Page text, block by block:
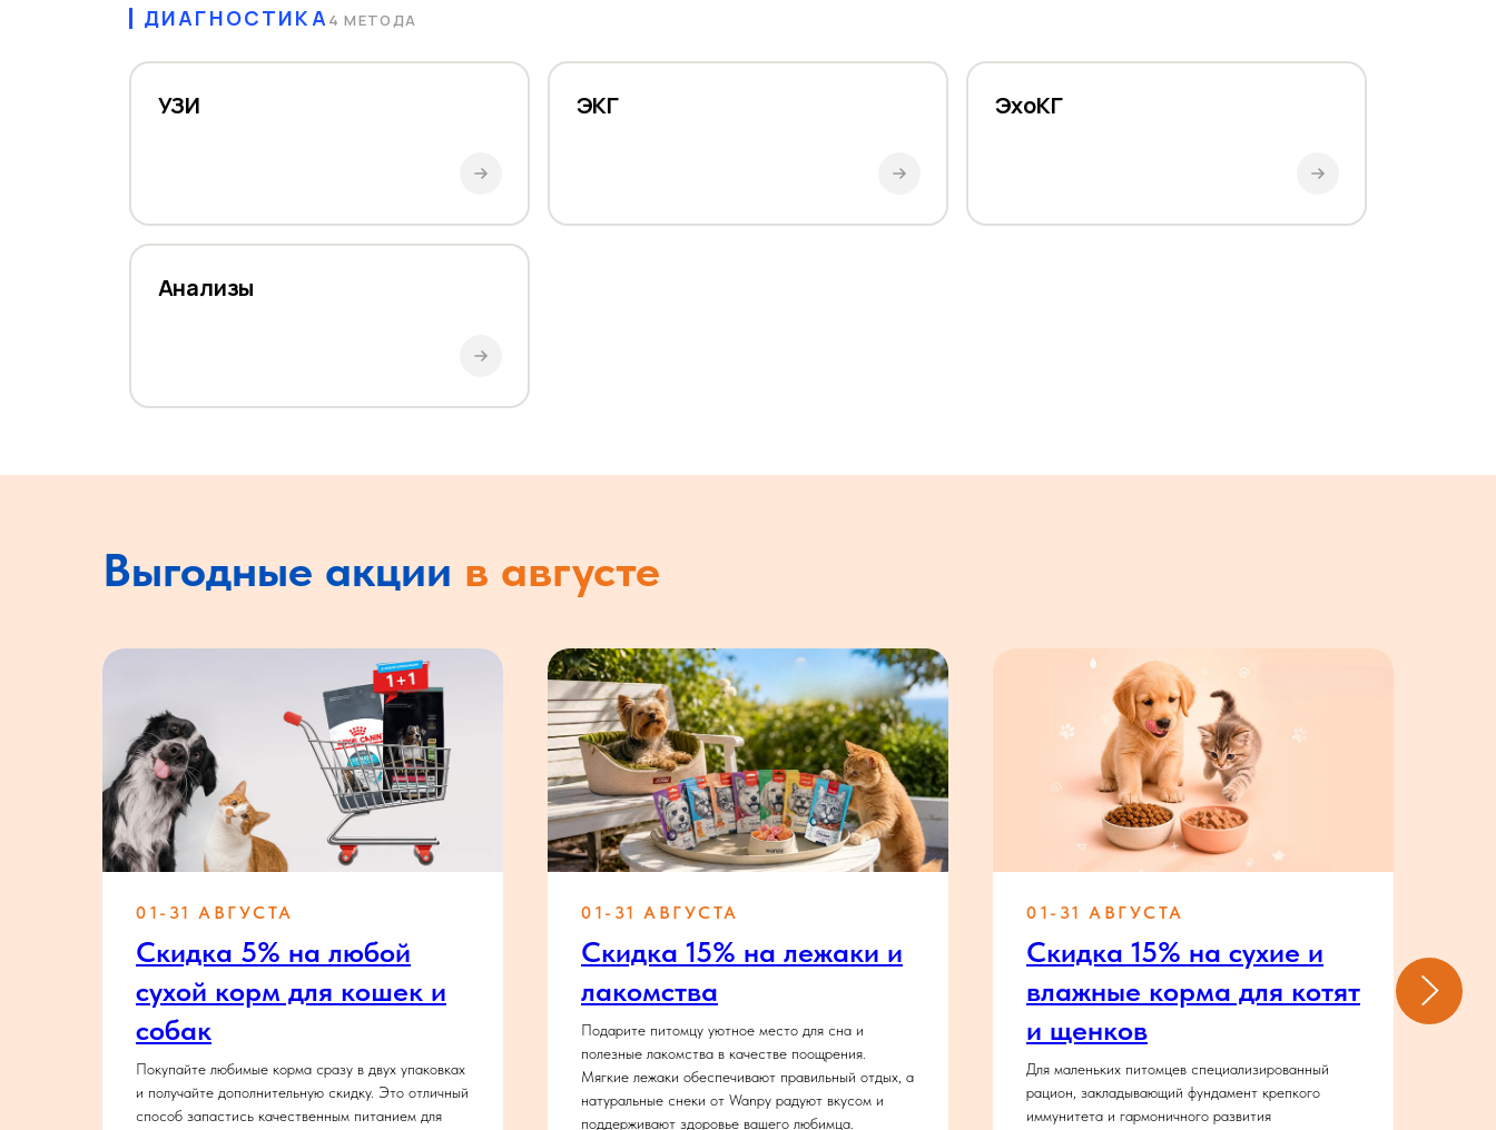
ДИАГНОСТИКА 4 МЕТОДА
УЗИ ЭКГ ЭхоКГ
Анализы
Выгодные акции в августе
01-31 АВГУСТА
Скидка 5% на любой
сухой корм для кошек и
собак
Покупайте любимые корма сразу в двух упаковках
и получайте дополнительную скидку. Это отличный
способ запастись качественным питанием для
01-31 АВГУСТА
Скидка 15% на лежаки и
лакомства
Подарите питомцу уютное место для сна и
полезные лакомства в качестве поощрения.
Мягкие лежаки обеспечивают правильный отдых, а
натуральные снеки от Wanpy радуют вкусом и
поддерживают здоровье вашего любимца.
01-31 АВГУСТА
Скидка 15% на сухие и
влажные корма для котят
и щенков
Для маленьких питомцев специализированный
рацион, закладывающий фундамент крепкого
иммунитета и гармоничного развития